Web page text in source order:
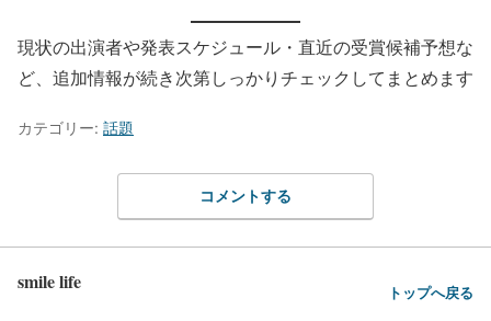
現状の出演者や発表スケジュール・直近の受賞候補予想な
ど、追加情報が続き次第しっかりチェックしてまとめます
カテゴリー: 話題
コメントする
smile life トップへ戻る